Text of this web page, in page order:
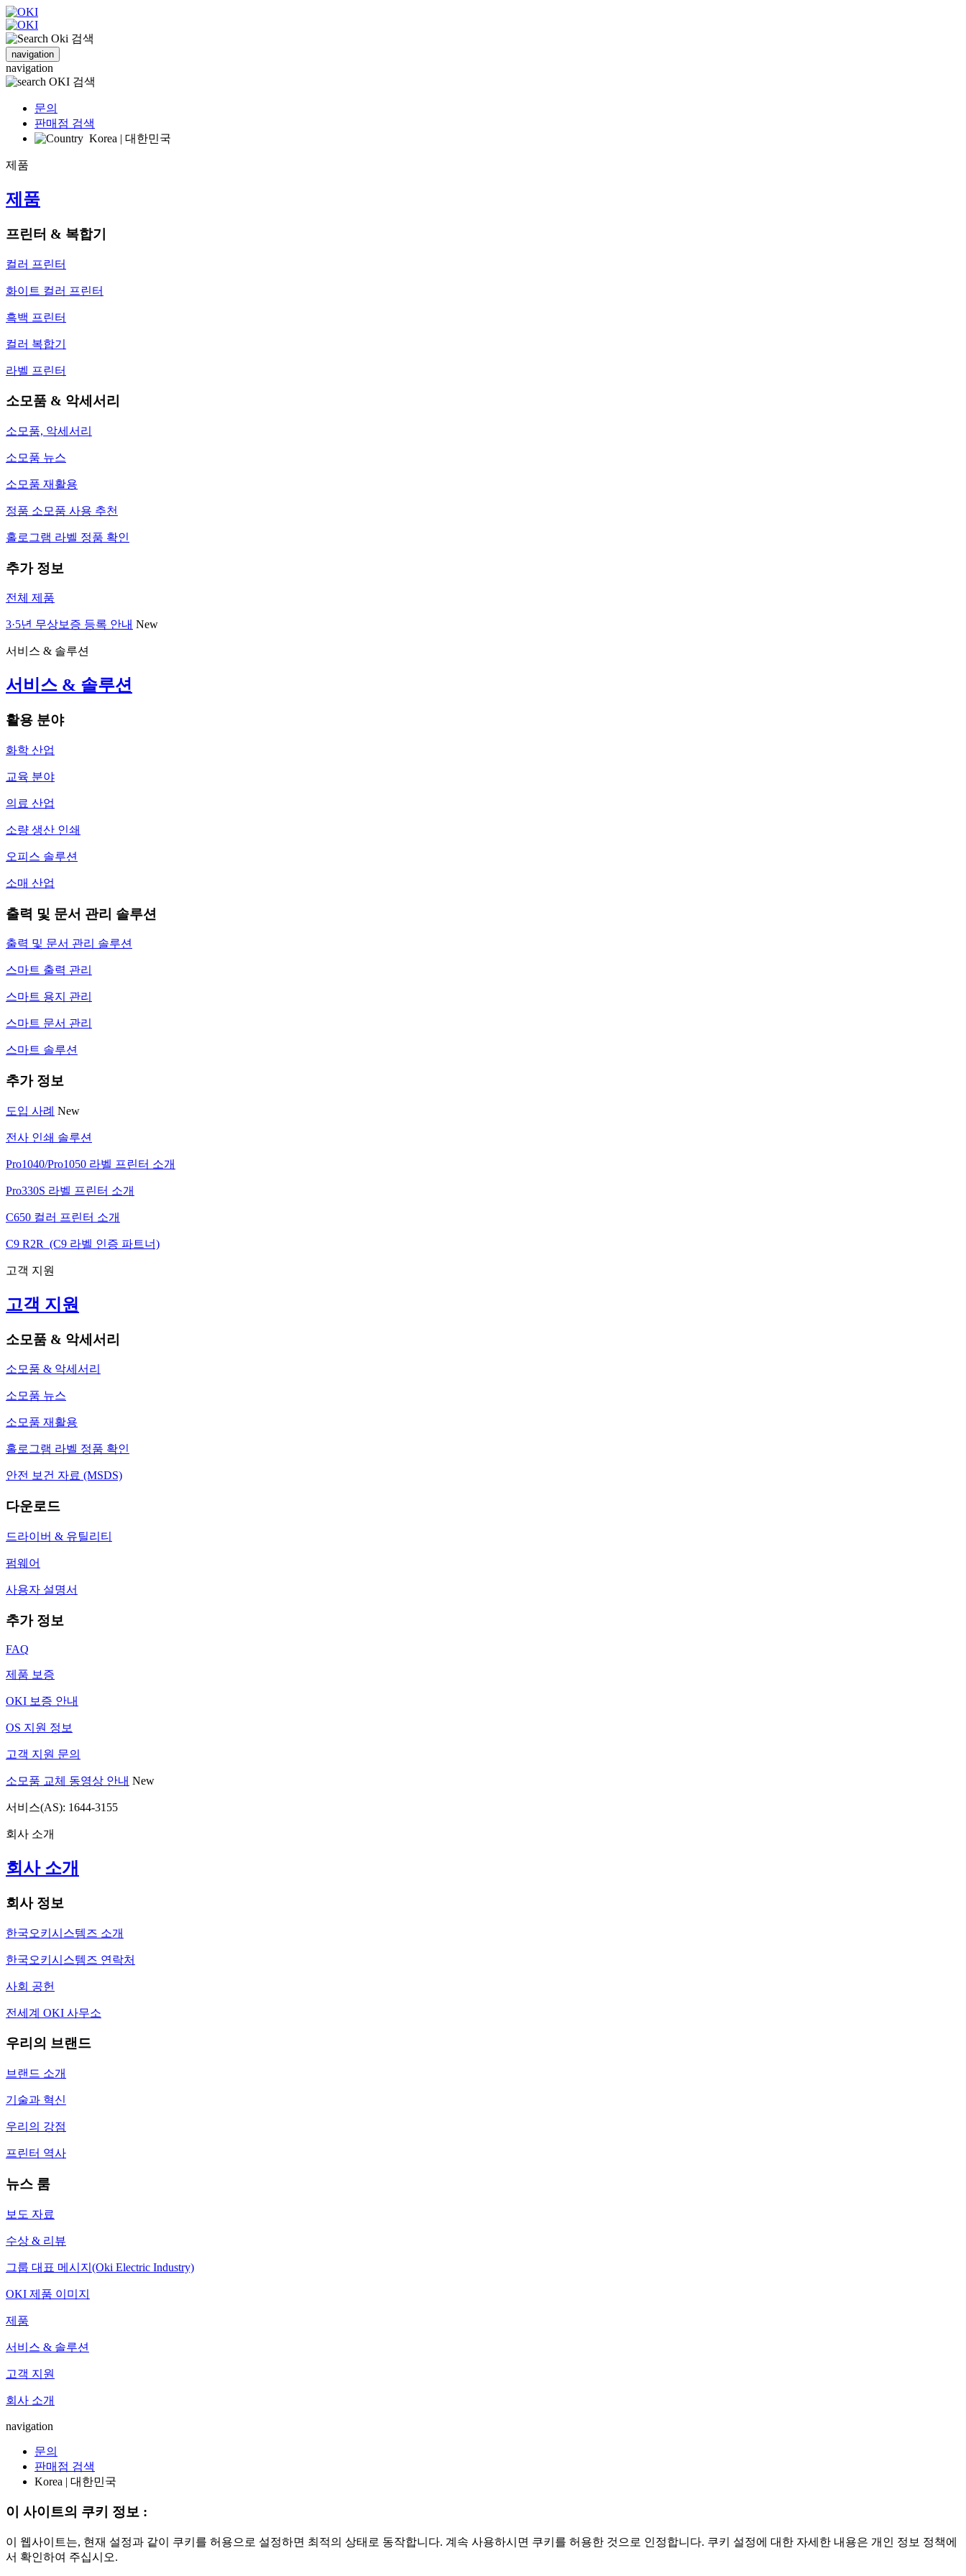
검색
navigation
navigation
검색
문의
판매점 검색
Korea | 대한민국
제품
제품
프린터 & 복합기
컬러 프린터
화이트 컬러 프린터
흑백 프린터
컬러 복합기
라벨 프린터
소모품 & 악세서리
소모품, 악세서리
소모품 뉴스
소모품 재활용
정품 소모품 사용 추천
홀로그램 라벨 정품 확인
추가 정보
전체 제품
3·5년 무상보증 등록 안내 New
서비스 & 솔루션
서비스 & 솔루션
활용 분야
화학 산업
교육 분야
의료 산업
소량 생산 인쇄
오피스 솔루션
소매 산업
출력 및 문서 관리 솔루션
출력 및 문서 관리 솔루션
스마트 출력 관리
스마트 용지 관리
스마트 문서 관리
스마트 솔루션
추가 정보
도입 사례 New
전사 인쇄 솔루션
Pro1040/Pro1050 라벨 프린터 소개
Pro330S 라벨 프린터 소개
C650 컬러 프린터 소개
C9 R2R (C9 라벨 인증 파트너)
고객 지원
고객 지원
소모품 & 악세서리
소모품 & 악세서리
소모품 뉴스
소모품 재활용
홀로그램 라벨 정품 확인
안전 보건 자료 (MSDS)
다운로드
드라이버 & 유틸리티
펌웨어
사용자 설명서
추가 정보
FAQ
제품 보증
OKI 보증 안내
OS 지원 정보
고객 지원 문의
소모품 교체 동영상 안내 New
서비스(AS): 1644-3155
회사 소개
회사 소개
회사 정보
한국오키시스템즈 소개
한국오키시스템즈 연락처
사회 공헌
전세계 OKI 사무소
우리의 브랜드
브랜드 소개
기술과 혁신
우리의 강점
프린터 역사
뉴스 룸
보도 자료
수상 & 리뷰
그룹 대표 메시지(Oki Electric Industry)
OKI 제품 이미지
제품
서비스 & 솔루션
고객 지원
회사 소개
navigation
문의
판매점 검색
Korea | 대한민국
이 사이트의 쿠키 정보 :
이 웹사이트는, 현재 설정과 같이 쿠키를 허용으로 설정하면 최적의 상태로 동작합니다. 계속 사용하시면 쿠키를 허용한 것으로 인정합니다. 쿠키 설정에 대한 자세한 내용은 개인 정보 정책에
서 확인하여 주십시오.